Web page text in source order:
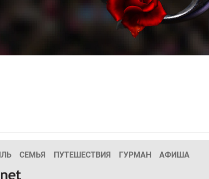
с 8 Марта HD
СЕМЬЯ ПУТЕШЕСТВИЯ ГУРМАН АФИША